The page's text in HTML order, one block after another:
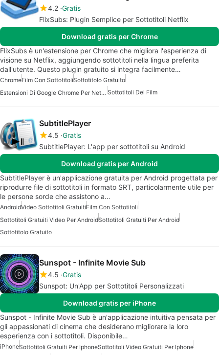
4.2 Gratis
FlixSubs: Plugin Semplice per Sottotitoli Netflix
Download gratis per Chrome
FlixSubs è un'estensione per Chrome che migliora l'esperienza di
visione su Netflix, aggiungendo sottotitoli nella lingua preferita
dall'utente. Questo plugin gratuito si integra facilmente…
ChromeFilm Con SottotitoliSottotitolo Gratuito
Estensioni Di Google Chrome Per Netflix Sottotitoli Del Film
SubtitlePlayer
4.5 Gratis
SubtitlePlayer: L'app per sottotitoli su Android
Download gratis per Android
SubtitlePlayer è un'applicazione gratuita per Android progettata per
riprodurre file di sottotitoli in formato SRT, particolarmente utile per
le persone sorde che assistono a…
AndroidVideo Sottotitoli GratuitiFilm Con Sottotitoli
Sottotitoli Gratuiti Video Per AndroidSottotitoli Gratuiti Per Android
Sottotitolo Gratuito
Sunspot - Infinite Movie Sub
4.5 Gratis
Sunspot: Un'App per Sottotitoli Personalizzati
Download gratis per iPhone
Sunspot - Infinite Movie Sub è un'applicazione intuitiva pensata per
gli appassionati di cinema che desiderano migliorare la loro
esperienza con i sottotitoli. Disponibile…
iPhoneSottotitoli Gratuiti Per IphoneSottotitoli Video Gratuiti Per Iphone